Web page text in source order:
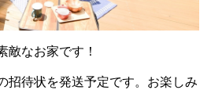
敵なお家です！
招待状を発送予定です。お楽しみ